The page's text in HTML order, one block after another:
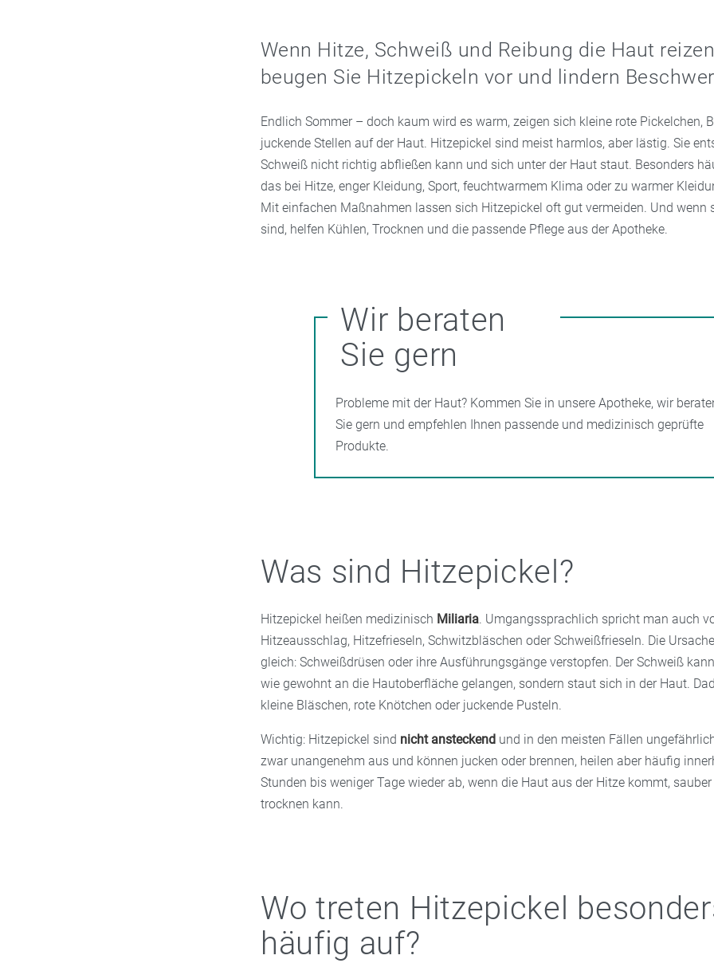
Wenn Hitze, Schweiß und Reibung die Haut
beugen Sie Hitzepickeln vor und lindern
Endlich Sommer – doch kaum wird es warm, zeigen sich kleine rote Pickelchen,
juckende Stellen auf der Haut. Hitzepickel sind meist harmlos, aber lästig. Sie
Schweiß nicht richtig abfließen kann und sich unter der Haut staut. Besonders
das bei Hitze, enger Kleidung, Sport, feuchtwarmem Klima oder zu warmer
Mit einfachen Maßnahmen lassen sich Hitzepickel oft gut vermeiden. Und wenn
sind, helfen Kühlen, Trocknen und die passende Pflege aus der Apotheke.
Wir beraten
Sie gern
Probleme mit der Haut? Kommen Sie in unsere Apotheke, wir
Sie gern und empfehlen Ihnen passende und medizinisch geprüfte
Produkte.
Was sind Hitzepickel?
Hitzepickel heißen medizinisch Miliaria. Umgangssprachlich spricht man auch
Hitzeausschlag, Hitzefrieseln, Schwitzbläschen oder Schweißfrieseln. Die
gleich: Schweißdrüsen oder ihre Ausführungsgänge verstopfen. Der Schweiß
wie gewohnt an die Hautoberfläche gelangen, sondern staut sich in der Haut.
kleine Bläschen, rote Knötchen oder juckende Pusteln.
Wichtig: Hitzepickel sind nicht ansteckendund in den meisten Fällen
zwar unangenehm aus und können jucken oder brennen, heilen aber häufig
Stunden bis weniger Tage wieder ab, wenn die Haut aus der Hitze kommt,
trocknen kann.
Wo treten Hitzepickel
häufig auf?